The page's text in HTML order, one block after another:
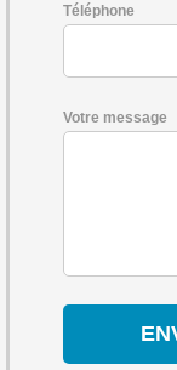
Téléphone
Votre message